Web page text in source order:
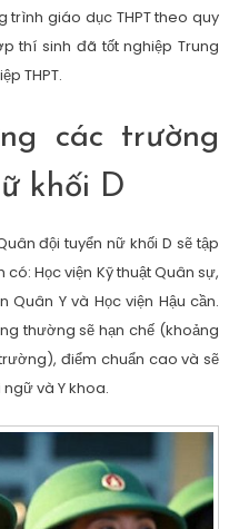
giáo dục THPT theo quy
thí sinh đã tốt nghiệp Trung
THPT.
các trường
khối D
đội tuyển nữ khối D sẽ tập
Học viện Kỹ thuật Quân sự,
Quân Y và Học viện Hậu cần.
thường sẽ hạn chế (khoảng
điểm chuẩn cao và sẽ
và Y khoa.